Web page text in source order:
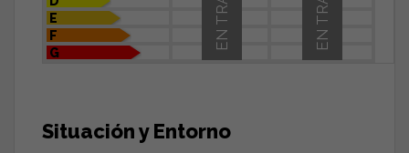
E
F
G
Situación y Entorno